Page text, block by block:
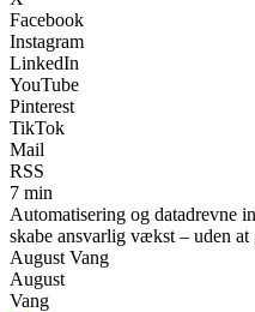
Facebook
Instagram
LinkedIn
YouTube
Pinterest
TikTok
Mail
RSS
7 min
Automatisering og datadrevne
skabe ansvarlig vækst – uden
August Vang
August
Vang